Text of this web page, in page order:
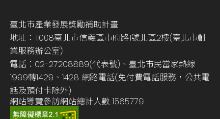
臺北市產業發展獎勵補助計畫
地址：11008臺北市信義區市府路1號北區2樓(臺北市創
業服務辦公室)
電話：02-27208889(代表號)、臺北市民當家熱線
1999轉1429、1428 網路電話(免付費電話服務，公共電
話及預付卡除外)
網站導覽參訪網站總計人數 1565779